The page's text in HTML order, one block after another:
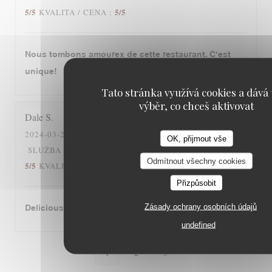
Tato stránka využívá cookies a dává
výběr, co chceš aktivovat
OK, přijmout vše
Odmítnout všechny cookies
Přizpůsobit
Zásady ochrany osobních údajů
undefined
5/5 KVALITA / CENA : 5/5
Nous tombons amourex de cette restaurant. C‘est
unique!
Dale S
2024-03-26
SLUŽBA
5/5 KUCHYNĚ:
5/5 KVALITA / CENA
Delicious cassoulet!
1 2 3